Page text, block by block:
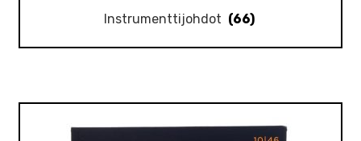
Instrumenttijohdot (66)